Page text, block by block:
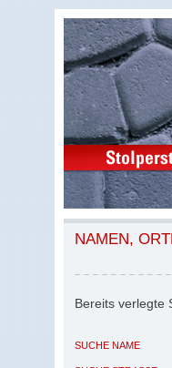
NAMEN,
Bereits verlegte
SUCHE NAME